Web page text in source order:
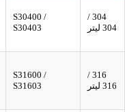
304 /
304 لیتر
S30400 /
S30403
316 /
316 لیتر
S31600 /
S31603